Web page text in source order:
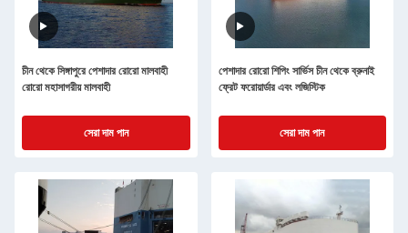
চীন থেকে সিঙ্গাপুরে পেশাদার রোরো মালবাহী
রোরো মহাসাগরীয় মালবাহী
সেরা দাম পান
পেশাদার রোরো শিপিং সার্ভিস চীন থেকে ব্রুনাই
ফ্রেট ফরোয়ার্ডার এবং লজিস্টিক
সেরা দাম পান